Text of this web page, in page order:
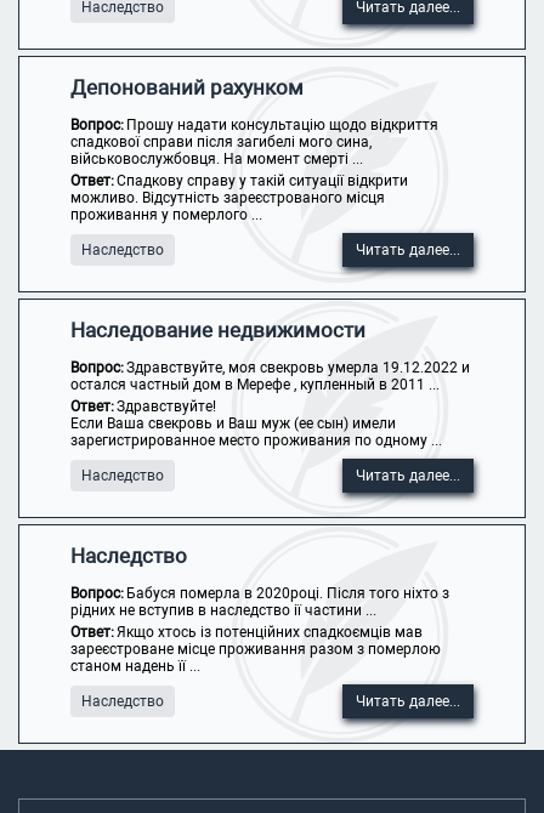
Наследство Читать далее...
Депонований рахунком
Вопрос: Прошу надати консультацію щодо відкриття
спадкової справи після загибелі мого сина,
військовослужбовця. На момент смерті ...
Ответ:Спадкову справу у такій ситуації відкрити
можливо. Відсутність зареєстрованого місця
проживання у померлого ...
Наследство Читать далее...
Наследование недвижимости
Вопрос:Здравствуйте, моя свекровь умерла 19.12.2022 и
остался частный дом в Мерефе , купленный в 2011 ...
Ответ:Здравствуйте!
Если Ваша свекровь и Ваш муж (ее сын) имели
зарегистрированное место проживания по одному ...
Наследство Читать далее...
Наследство
Вопрос: Бабуся померла в 2020році. Після того ніхто з
рідних не вступив в наследство ії частини ...
Ответ:Якщо хтось із потенційних спадкоємців мав
зареєстроване місце проживання разом з померлою
станом надень її ...
Наследство Читать далее...